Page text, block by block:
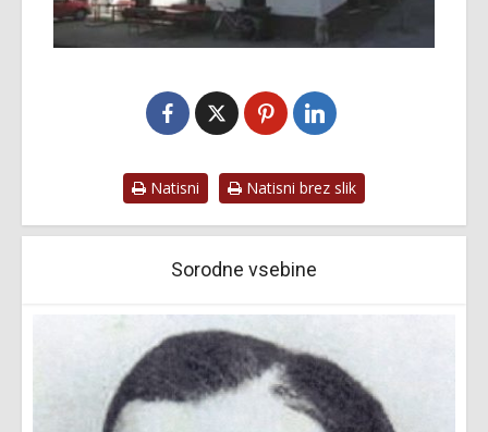
Natisni Natisni brez slik
Sorodne vsebine